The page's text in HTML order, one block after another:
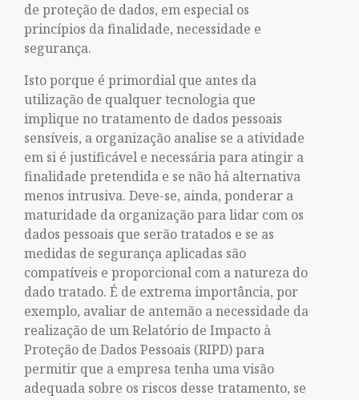
de proteção de dados, em especial os
princípios da finalidade, necessidade e
segurança.
Isto porque é primordial que antes da
utilização de qualquer tecnologia que
implique no tratamento de dados pessoais
sensíveis, a organização analise se a atividade
em si é justificável e necessária para atingir a
finalidade pretendida e se não há alternativa
menos intrusiva. Deve-se, ainda, ponderar a
maturidade da organização para lidar com os
dados pessoais que serão tratados e se as
medidas de segurança aplicadas são
compatíveis e proporcional com a natureza do
dado tratado. É de extrema importância, por
exemplo, avaliar de antemão a necessidade da
realização de um Relatório de Impacto à
Proteção de Dados Pessoais (RIPD) para
permitir que a empresa tenha uma visão
adequada sobre os riscos desse tratamento, se